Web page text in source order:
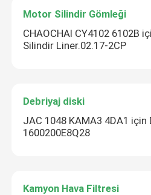
Motor Silindir Gömleği
CHAOCHAI CY4102 6102B
Silindir Liner.02.17-2CP
Debriyaj diski
JAC 1048 KAMA3 4DA1 için
1600200E8Q28
Kamyon Hava Filtresi